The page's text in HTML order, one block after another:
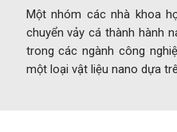
Một nhóm các nhà khoa
chuyển vảy cá thành hành
trong các ngành công
một loại vật liệu nano dựa